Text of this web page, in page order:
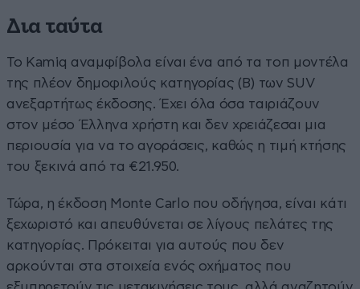
Δια ταύτα
Το Kamiq αναμφίβολα είναι ένα από τα τοπ μοντέλα
της πλέον δημοφιλούς κατηγορίας (B) των SUV
ανεξαρτήτως έκδοσης. Έχει όλα όσα ταιριάζουν
στον μέσο Έλληνα χρήστη και δεν χρειάζεσαι μια
περιουσία για να το αγοράσεις, καθώς η τιμή κτήσης
του ξεκινά από τα €21.950.
Τώρα, η έκδοση Monte Carlo που οδήγησα, είναι κάτι
ξεχωριστό και απευθύνεται σε λίγους πελάτες της
κατηγορίας. Πρόκειται για αυτούς που δεν
αρκούνται στα στοιχεία ενός οχήματος που